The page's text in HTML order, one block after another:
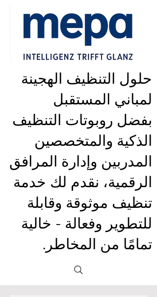
حلول التنظيف الهجينة
لمباني المستقبل
بفضل روبوتات التنظيف
الذكية والمتخصصين
المدربين وإدارة المرافق
الرقمية، نقدم لك خدمة
تنظيف موثوقة وقابلة
للتطوير وفعالة - خالية
تمامًا من المخاطر.